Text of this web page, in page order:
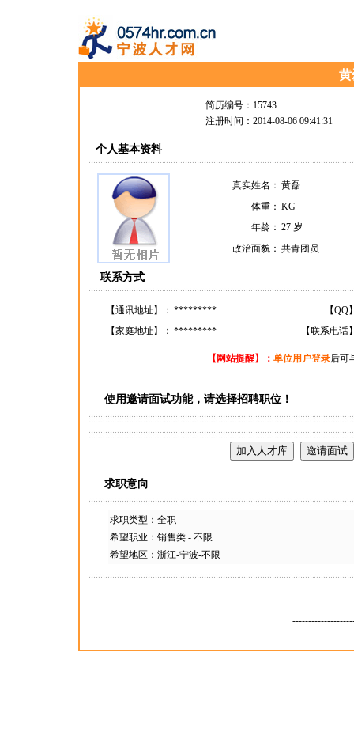
黄
简历编号：15743
注册时间：2014-08-06 09:41:31
个人基本资料
真实姓名： 黄磊
体重： KG
年龄： 27 岁
政治面貌： 共青团员
联系方式
【通讯地址】： *********
【QQ
【家庭地址】： ********* 【联系电话
【网站提醒】： 单位用户登录后可
使用邀请面试功能，请选择招聘职位！
求职意向
求职类型：全职
希望职业：销售类 - 不限
希望地区：浙江-宁波-不限